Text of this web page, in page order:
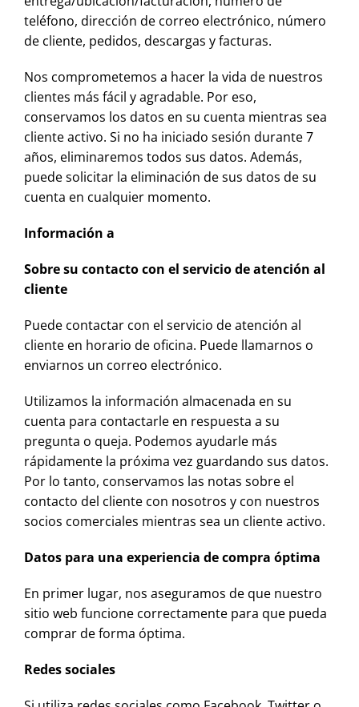
teléfono, dirección de correo electrónico, número
de cliente, pedidos, descargas y facturas.
Nos comprometemos a hacer la vida de nuestros
clientes más fácil y agradable. Por eso,
conservamos los datos en su cuenta mientras sea
cliente activo. Si no ha iniciado sesión durante 7
años, eliminaremos todos sus datos. Además,
puede solicitar la eliminación de sus datos de su
cuenta en cualquier momento.
Información a
Sobre su contacto con el servicio de atención al
cliente
Puede contactar con el servicio de atención al
cliente en horario de oficina. Puede llamarnos o
enviarnos un correo electrónico.
Utilizamos la información almacenada en su
cuenta para contactarle en respuesta a su
pregunta o queja. Podemos ayudarle más
rápidamente la próxima vez guardando sus datos.
Por lo tanto, conservamos las notas sobre el
contacto del cliente con nosotros y con nuestros
socios comerciales mientras sea un cliente activo.
Datos para una experiencia de compra óptima
En primer lugar, nos aseguramos de que nuestro
sitio web funcione correctamente para que pueda
comprar de forma óptima.
Redes sociales